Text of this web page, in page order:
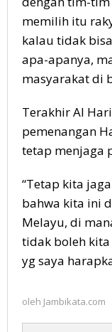
memilih itu
kalau tidak
apa-apanya,
masyarakat di
Terakhir Al
pemenangan
tetap menjaga
“Tetap kita
bahwa kita ini
Melayu, di
tidak boleh
yg saya
oleh Jambikata.com